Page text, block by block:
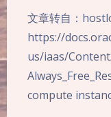
文章转自：
https://
us/iaas/
compute